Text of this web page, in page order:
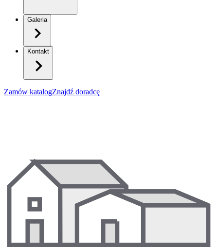
Galeria
Kontakt
Zamów katalogZnajdź doradcę